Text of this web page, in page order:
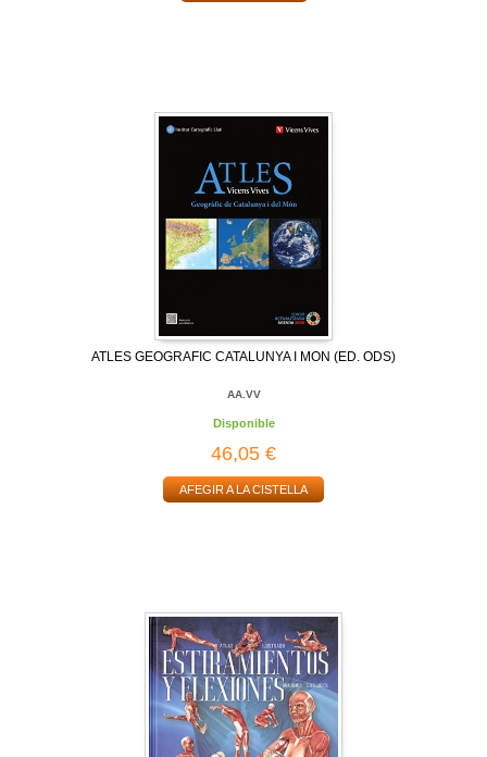
ATLES GEOGRAFIC CATALUNYA I MON (ED. ODS)
AA.VV
Disponible
46,05 €
AFEGIR A LA CISTELLA